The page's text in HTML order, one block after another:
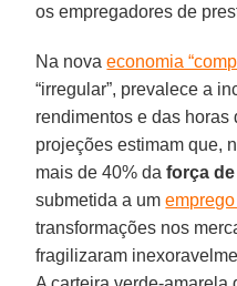
os empregadores de
Na novaeconomia
“irregular”, prevalece a
rendimentos e das horas
projeções estimam que,
mais de 40% daforça
submetida a um
transformações nos
fragilizaram